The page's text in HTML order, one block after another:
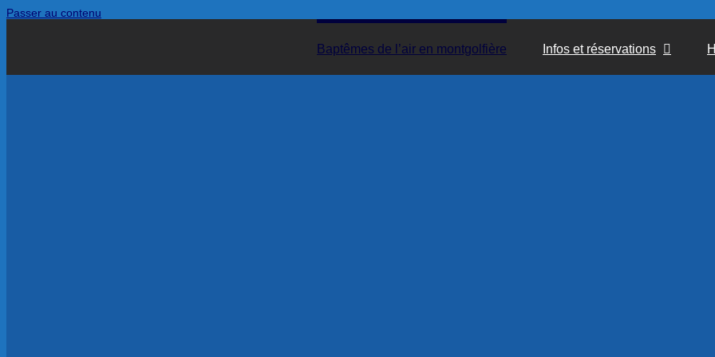
Passer au contenu
Baptêmes de l’air en montgolfière Infos et réservations